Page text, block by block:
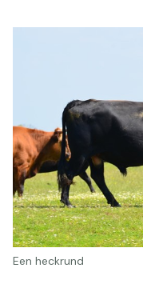
Een heckrund